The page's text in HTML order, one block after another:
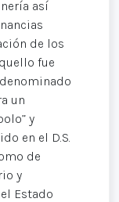
así
de los
fue
un
y
en el D.S.
de
y
Estado